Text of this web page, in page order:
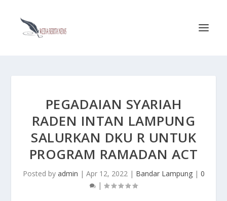
PEGADAIAN SYARIAH
RADEN INTAN LAMPUNG
SALURKAN DKU R UNTUK
PROGRAM RAMADAN ACT
Posted by admin | Apr 12, 2022| Bandar Lampung| 0
|